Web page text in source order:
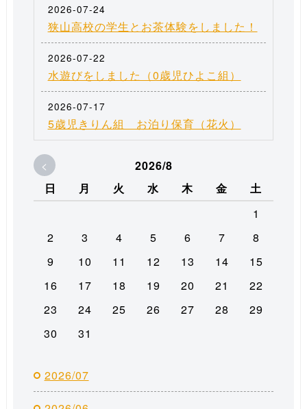
2026-07-24
狭山高校の学生とお茶体験をしました！
2026-07-22
水遊びをしました（0歳児ひよこ組）
2026-07-17
5歳児きりん組 お泊り保育（花火）
<
2026/8
日
月 火 水 木 金
土
1
2
3 4 5 6 7
8
9
10 11 12 13 14
15
16
17 18 19 20 21
22
23
24 25 26 27 28
29
30
31
2026/07